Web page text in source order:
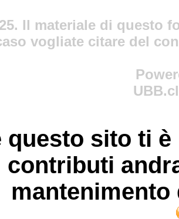
Il materiale di questo
vogliate citare del
questo sito ti
contributi